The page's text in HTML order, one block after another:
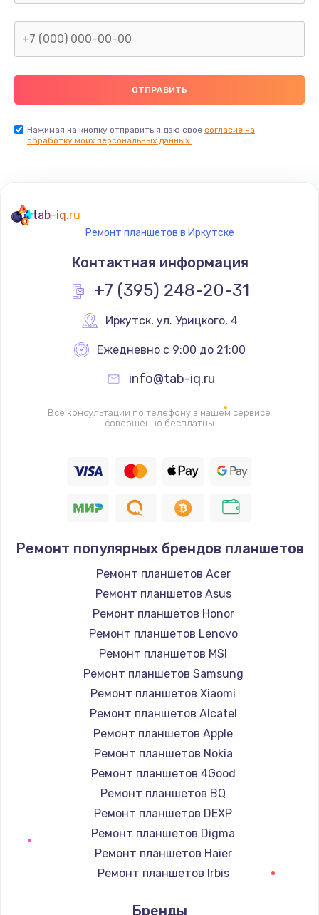
Заказать
Замена сканера отпечатка
Заказать
Замена разъема SIM
Заказать
390 руб.
Заказать
Замена передней камеры
690 руб.
Замена кнопок громкости
490 руб.
Заказать
Защита гидрогелевой пленкой
1290 руб.
Заказать
Замена вебкамеры
1495 руб.
Заказать
Установка драйверов
Заказать
745 руб.
Нажимая на кнопку отправить я даю свое согласие на
обработку моих персональных данных.
tab-iq.ru
Ремонт планшетов в Иркутске
Контактная информация
+7 (395) 248-20-31
Иркутск, ул. Урицкого, 4
Ежедневно с 9:00 до 21:00
info@tab-iq.ru
Все консультации по телефону в нашем сервисе
совершенно бесплатны
Ремонт популярных брендов планшетов
Ремонт планшетов Acer
Ремонт планшетов Asus
Ремонт планшетов Honor
Ремонт планшетов Lenovo
Ремонт планшетов MSI
Ремонт планшетов Samsung
Ремонт планшетов Xiaomi
Ремонт планшетов Alcatel
Ремонт планшетов Apple
Ремонт планшетов Nokia
Ремонт планшетов 4Good
Ремонт планшетов BQ
Ремонт планшетов DEXP
Ремонт планшетов Digma
Ремонт планшетов Haier
Ремонт планшетов Irbis
Бренды